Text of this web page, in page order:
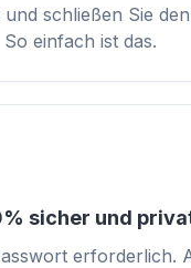
und schließen Sie
So einfach ist das.
sicher und
erforderlich.